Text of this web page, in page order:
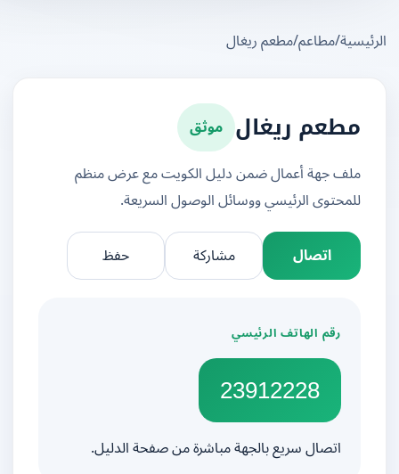
/مطاعم/مطعم ريغال
مطعم ريغال موثق
ملف جهة أعمال ضمن دليل الكويت مع عرض منظم
للمحتوى الرئيسي ووسائل الوصول السريعة.
اتصال
مشاركة
رقم الهاتف الرئيسي
23912228
اتصال سريع بالجهة مباشرة من صفحة الدليل.